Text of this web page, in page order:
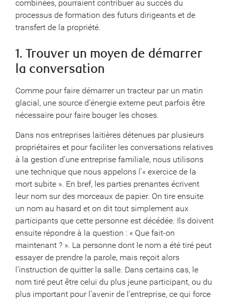
combinées, pourraient contribuer au succès du
processus de formation des futurs dirigeants et de
transfert de la propriété.
1. Trouver un moyen de démarrer
la conversation
Comme pour faire démarrer un tracteur par un matin
glacial, une source d’énergie externe peut parfois être
nécessaire pour faire bouger les choses.
Dans nos entreprises laitières détenues par plusieurs
propriétaires et pour faciliter les conversations relatives
à la gestion d’une entreprise familiale, nous utilisons
une technique que nous appelons l’« exercice de la
mort subite ». En bref, les parties prenantes écrivent
leur nom sur des morceaux de papier. On tire ensuite
un nom au hasard et on dit tout simplement aux
participants que cette personne est décédée. Ils doivent
ensuite répondre à la question : « Que fait-on
maintenant ? ». La personne dont le nom a été tiré peut
essayer de prendre la parole, mais reçoit alors
l’instruction de quitter la salle. Dans certains cas, le
nom tiré peut être celui du plus jeune participant, ou du
plus important pour l’avenir de l’entreprise, ce qui force